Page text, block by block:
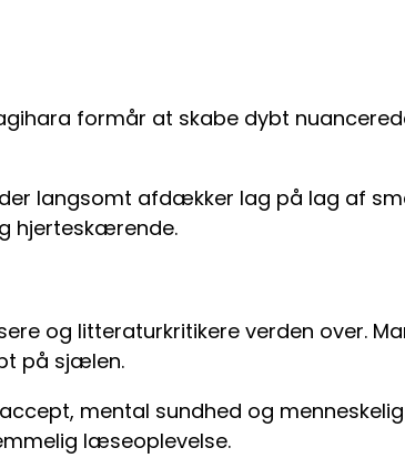
formår at skabe dybt
langsomt afdækker lag på lag af
hjerteskærende.
og litteraturkritikere verden over.
på sjælen.
mental sundhed og
læseoplevelse.